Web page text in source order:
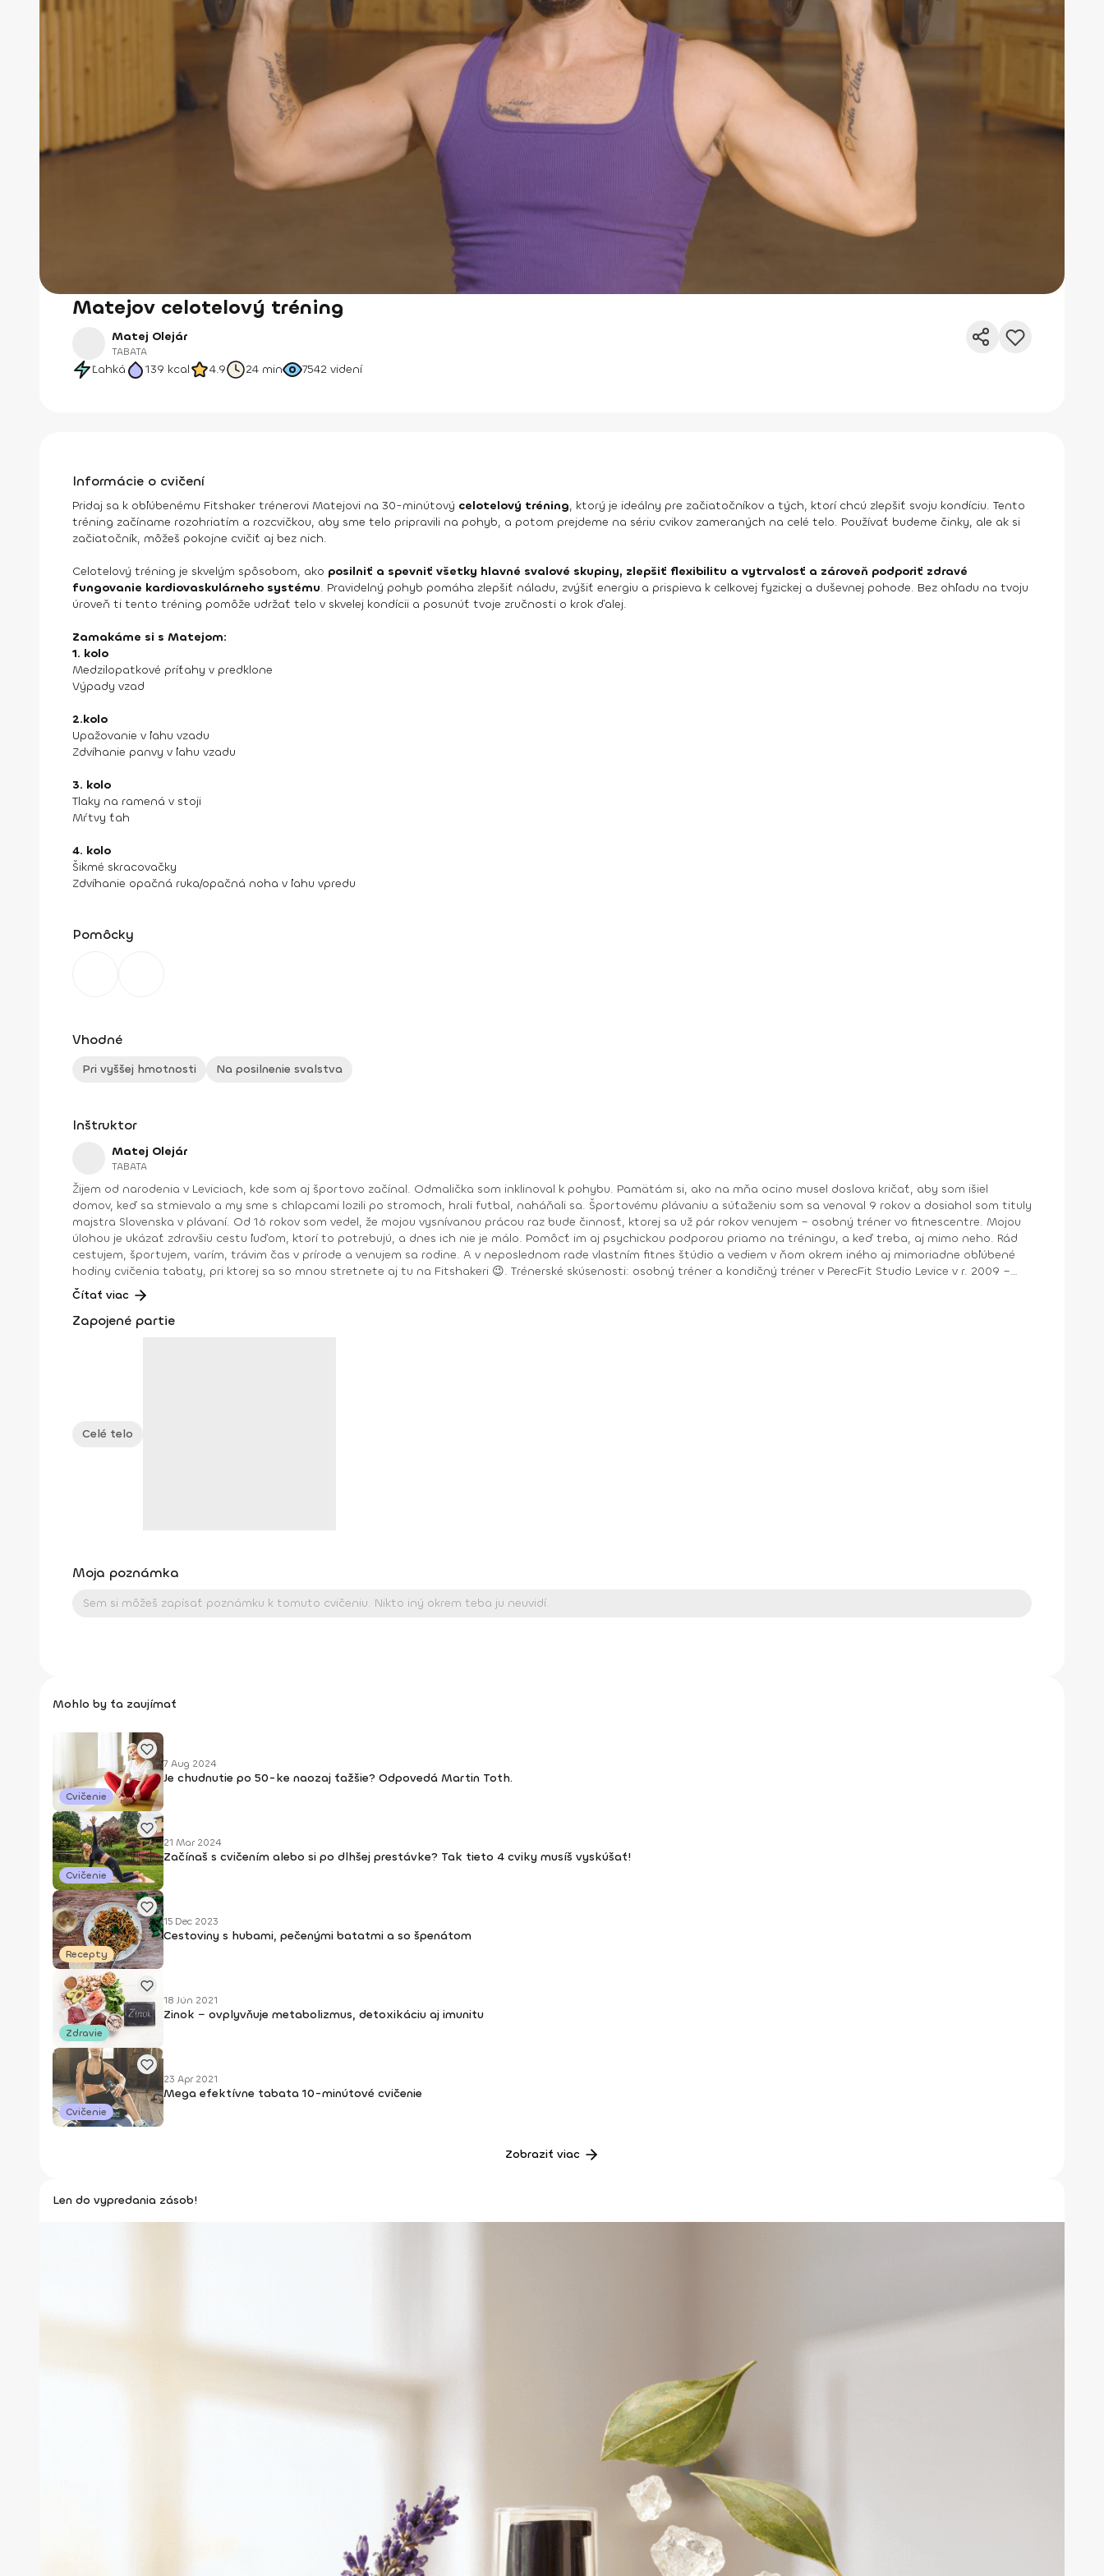
Matejov celotelový tréning
Matej Olejár
TABATA
Ľahká 139 kcal 4.9 24 min 7542 videní
Informácie o cvičení
Pridaj sa k obľúbenému Fitshaker trénerovi Matejovi na 30-minútový celotelový tréning, ktorý je ideálny pre začiatočníkov a tých, ktorí chcú zlepšiť svoju kondíciu. Tento
tréning začíname rozohriatím a rozcvičkou, aby sme telo pripravili na pohyb, a potom prejdeme na sériu cvikov zameraných na celé telo. Používať budeme činky, ale ak si
začiatočník, môžeš pokojne cvičiť aj bez nich.
Celotelový tréning je skvelým spôsobom, ako posilniť a spevniť všetky hlavné svalové skupiny, zlepšiť flexibilitu a vytrvalosť a zároveň podporiť zdravé
fungovanie kardiovaskulárneho systému. Pravidelný pohyb pomáha zlepšiť náladu, zvýšiť energiu a prispieva k celkovej fyzickej a duševnej pohode. Bez ohľadu na tvoju
úroveň ti tento tréning pomôže udržať telo v skvelej kondícii a posunúť tvoje zručnosti o krok ďalej.
Zamakáme si s Matejom:
1. kolo
Medzilopatkové príťahy v predklone
Výpady vzad
2.kolo
Upažovanie v ľahu vzadu
Zdvíhanie panvy v ľahu vzadu
3. kolo
Tlaky na ramená v stoji
Mŕtvy ťah
4. kolo
Šikmé skracovačky
Zdvíhanie opačná ruka/opačná noha v ľahu vpredu
Pomôcky
Vhodné
Pri vyššej hmotnosti Na posilnenie svalstva
Inštruktor
Matej Olejár
TABATA
Žijem od narodenia v Leviciach, kde som aj športovo začínal. Odmalička som inklinoval k pohybu. Pamätám si, ako na mňa ocino musel doslova kričať, aby som išiel
domov, keď sa stmievalo a my sme s chlapcami lozili po stromoch, hrali futbal, naháňali sa. Športovému plávaniu a súťaženiu som sa venoval 9 rokov a dosiahol som tituly
majstra Slovenska v plávaní. Od 16 rokov som vedel, že mojou vysnívanou prácou raz bude činnosť, ktorej sa už pár rokov venujem – osobný tréner vo fitnescentre. Mojou
úlohou je ukázať zdravšiu cestu ľuďom, ktorí to potrebujú, a dnes ich nie je málo. Pomôcť im aj psychickou podporou priamo na tréningu, a keď treba, aj mimo neho. Rád
cestujem, športujem, varím, trávim čas v prírode a venujem sa rodine. A v neposlednom rade vlastním fitnes štúdio a vediem v ňom okrem iného aj mimoriadne obľúbené
hodiny cvičenia tabaty, pri ktorej sa so mnou stretnete aj tu na Fitshakeri 😉. Trénerské skúsenosti: osobný tréner a kondičný tréner v PerecFit Studio Levice v r. 2009 –
2017 tréner plávania v ŠK Aquasport Levice od r. 2004 – 2015 kondičný tréner ŠK Aquasport Levice od r 2012 – 2016 tréner pre Zdravú Energiu od r. 2015 kondičný tréner ŠBK
Junior Levice – juniori, kadeti, starší a mladší žiaci od r. 2016 kondičný tréner VK Palas Levice -juniorky, kadetky od r. 2019 koordinátor trénerov a iných úkonov pre Zdravú
energiu od r. 2015
Čítať viac
Zapojené partie
Celé telo
Moja poznámka
Mohlo by ťa zaujímať
Cvičenie
7 Aug 2024
Je chudnutie po 50-ke naozaj ťažšie? Odpovedá Martin Toth.
Cvičenie
21 Mar 2024
Začínaš s cvičením alebo si po dlhšej prestávke? Tak tieto 4 cviky musíš vyskúšať!
Recepty
15 Dec 2023
Cestoviny s hubami, pečenými batatmi a so špenátom
Zdravie
18 Jún 2021
Zinok − ovplyvňuje metabolizmus, detoxikáciu aj imunitu
Cvičenie
23 Apr 2021
Mega efektívne tabata 10-minútové cvičenie
Zobraziť viac
Len do vypredania zásob!